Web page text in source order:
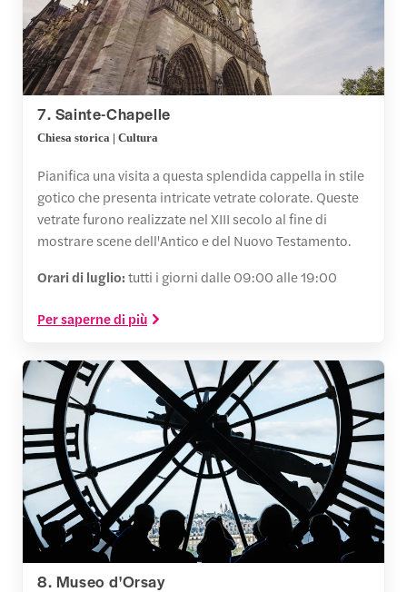
7. Sainte-Chapelle
Chiesa storica | Cultura
Pianifica una visita a questa splendida cappella in stile
gotico che presenta intricate vetrate colorate. Queste
vetrate furono realizzate nel XIII secolo al fine di
mostrare scene dell'Antico e del Nuovo Testamento.
Orari di luglio:tutti i giorni dalle 09:00 alle 19:00
Per saperne di più
8. Museo d'Orsay